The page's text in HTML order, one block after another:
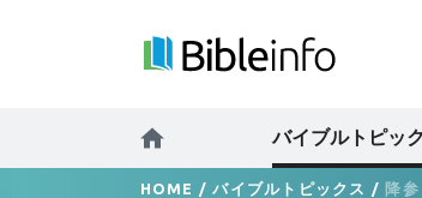
バイブルトピッ
HOME / バイブルトピックス / 降参